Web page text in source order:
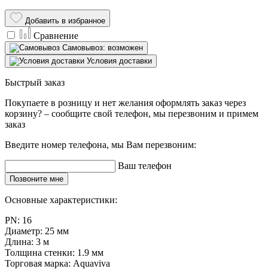
Добавить в избранное
Сравнение
Самовывоз: возможен
Условия доставки
Быстрый заказ
Покупаете в розницу и нет желания оформлять заказ через
корзину? – сообщите свой телефон, мы перезвоним и примем
заказ
Введите номер телефона, мы Вам перезвоним:
Ваш телефон
Позвоните мне
Основные характеристики:
PN: 16
Диаметр: 25 мм
Длина: 3 м
Толщина стенки: 1.9 мм
Торговая марка: Aquaviva